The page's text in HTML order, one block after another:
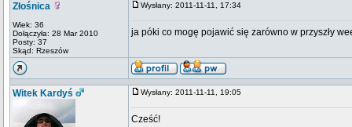
Złośnica
Wiek: 36
Dołączyła: 28 Mar 2010
Posty: 37
Skąd: Rzeszów
Wysłany: 2011-11-11, 17:34
ja póki co mogę pojawić się zarówno w przyszły
Witek Kardyś Wysłany: 2011-11-11, 19:05
Cześć!